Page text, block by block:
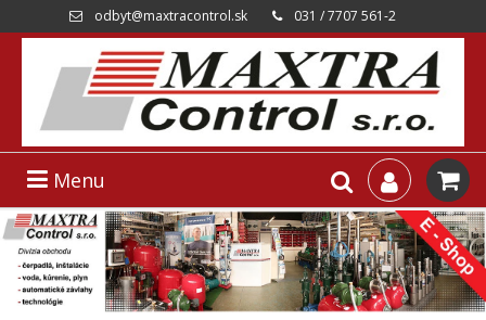
odbyt@maxtracontrol.sk 031 / 7707 561-2
Menu